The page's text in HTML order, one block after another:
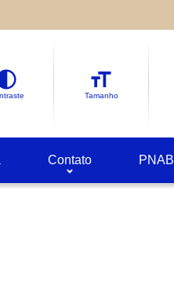
Tamanho
Contato PNAB
as informações coletadas.